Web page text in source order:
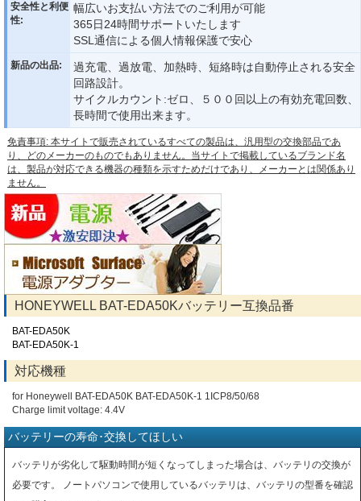
安全性と利便
性:
幅広いお支払い方法でのご利用が可能
365日24時間サポートいたします
SSL通信による個人情報保護で安心
新品の出品:
過充電、過放電、加熱時、短絡時は自動停止される安全
回路設計。
サイクルカウント:ゼロ、５００回以上の有効充電回数、
長時間で使用出来ます。
免責事項: 本サイトで販売されているすべての製品は、汎用型の交換部品であ
り、どのメーカーのものでもありません。当サイトで掲載しているブランド名
は、製品が対応できる機器の種類を示すためだけであり、メーカーとは関係あり
ません。
HONEYWELL BAT-EDA50Kバッテリー互換品番
BAT-EDA50K
BAT-EDA50K-1
対応機種
for Honeywell BAT-EDA50K BAT-EDA50K-1 1ICP8/50/68
Charge limit voltage: 4.4V
バッテリーの寿命･交換してほしい
バッテリが劣化して駆動時間が短くなってしまった場合は、バッテリの交換が
必要です。 ノートパソコンで使用しているバッテリは、バッテリの型番を確認